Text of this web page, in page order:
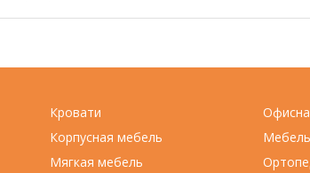
Кровати
Корпусная мебель
Мягкая мебель